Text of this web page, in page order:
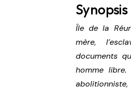
Synopsis
Île de la
mère,
documents
homme libre.